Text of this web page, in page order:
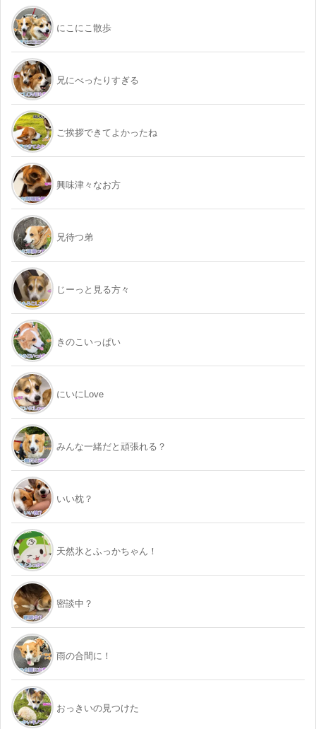
にこにこ散歩
兄にべったりすぎる
ご挨拶できてよかったね
興味津々なお方
兄待つ弟
じーっと見る方々
きのこいっぱい
にいにLove
みんな一緒だと頑張れる？
いい枕？
天然氷とふっかちゃん！
密談中？
雨の合間に！
おっきいの見つけた